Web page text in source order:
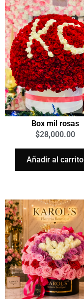
Box mil rosas
$28,000.00
Añadir al carrito